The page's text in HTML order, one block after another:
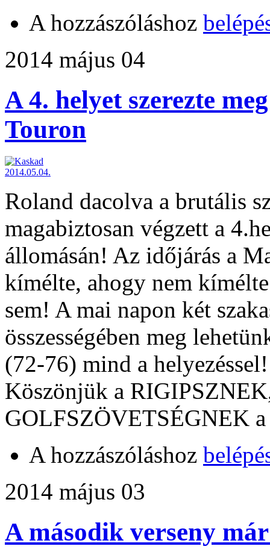
A hozzászóláshoz
2014 május 04
A 4. helyet szerezte
Touron
Roland dacolva a brutális
magabiztosan végzett a
állomásán! Az időjárás a
kímélte, ahogy nem
sem! A mai napon két
összességében meg
(72-76) mind a
Köszönjük a
GOLFSZÖVETSÉGNEK a
A hozzászóláshoz
2014 május 03
A második verseny